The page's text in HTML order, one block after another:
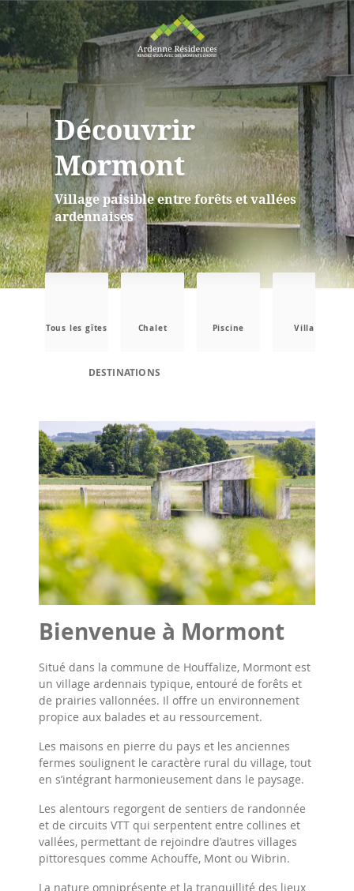
Découvrir
Mormont
Village paisible entre forêts et vallées
ardennaises
Tous les gîtes Chalet Piscine Villa
DESTINATIONS
Bienvenue à Mormont
Situé dans la commune de Houffalize, Mormont est
un village ardennais typique, entouré de forêts et
de prairies vallonnées. Il offre un environnement
propice aux balades et au ressourcement.
Les maisons en pierre du pays et les anciennes
fermes soulignent le caractère rural du village, tout
en s’intégrant harmonieusement dans le paysage.
Les alentours regorgent de sentiers de randonnée
et de circuits VTT qui serpentent entre collines et
vallées, permettant de rejoindre d’autres villages
pittoresques comme Achouffe, Mont ou Wibrin.
La nature omniprésente et la tranquillité des lieux